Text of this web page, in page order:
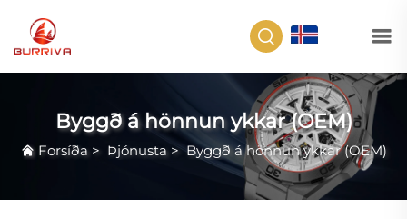
Byggð á hönnun ykkar (OEM)
Forsíða> Þjónusta>Byggð á hönnun ykkar (OEM)